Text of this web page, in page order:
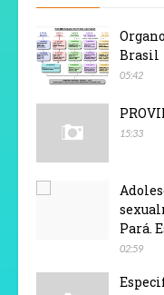
Brasil
05:42
15:33
Pará.
02:59